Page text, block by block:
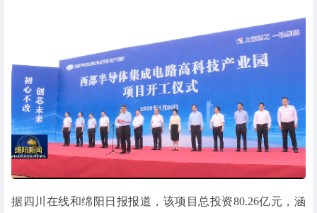
据四川在线和绵阳日报报道，该项目总投资80.26亿元，涵